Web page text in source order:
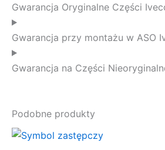
Gwarancja Oryginalne Części
Gwarancja przy montażu w ASO
Gwarancja na Części
Podobne produkty